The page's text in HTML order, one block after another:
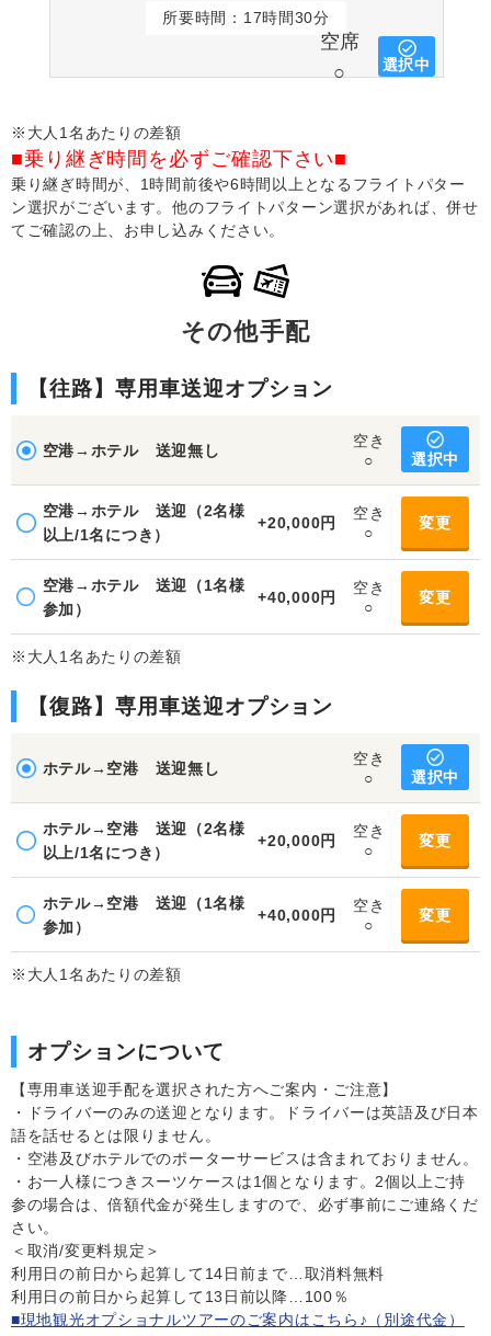
所要時間：17時間30分
空席
○
選択中
※大人1名あたりの差額
■乗り継ぎ時間を必ずご確認下さい■
乗り継ぎ時間が、1時間前後や6時間以上となるフライトパター
ン選択がございます。他のフライトパターン選択があれば、併せ
てご確認の上、お申し込みください。
その他手配
【往路】専用車送迎オプション
空港→ホテル 送迎無し
空き
○
選択中
空港→ホテル 送迎（2名様
以上/1名につき）
+20,000円
空き
○
変更
空港→ホテル 送迎（1名様
参加）
+40,000円
空き
○
変更
※大人1名あたりの差額
【復路】専用車送迎オプション
ホテル→空港 送迎無し
空き
○
選択中
ホテル→空港 送迎（2名様
以上/1名につき）
+20,000円
空き
○
変更
ホテル→空港 送迎（1名様
参加）
+40,000円
空き
○
変更
※大人1名あたりの差額
オプションについて
【専用車送迎手配を選択された方へご案内・ご注意】
・ドライバーのみの送迎となります。ドライバーは英語及び日本
語を話せるとは限りません。
・空港及びホテルでのポーターサービスは含まれておりません。
・お一人様につきスーツケースは1個となります。2個以上ご持
参の場合は、倍額代金が発生しますので、必ず事前にご連絡くだ
さい。
＜取消/変更料規定＞
利用日の前日から起算して14日前まで…取消料無料
利用日の前日から起算して13日前以降…100％
■現地観光オプショナルツアーのご案内はこちら♪（別途代金）